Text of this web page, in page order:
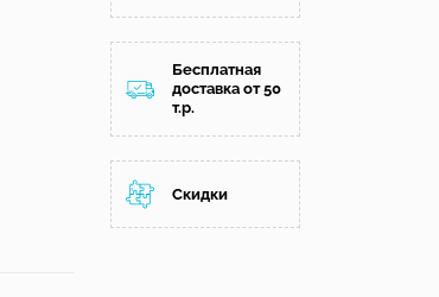
Бесплатная
доставка от 50
т.р.
Скидки